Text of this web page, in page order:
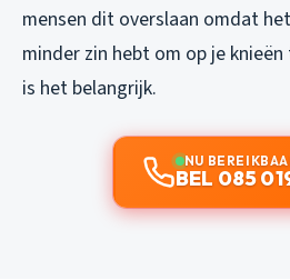
mensen dit overslaan omdat
minder zin hebt om op je
is het belangrijk.
NU
BEL 085